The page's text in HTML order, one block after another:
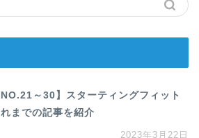
NO.21～30】スターティングフィット
までの記事を紹介
2023年3月22日